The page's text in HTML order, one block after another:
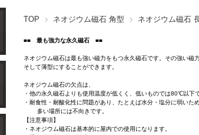
TOP ネオジウム磁石 角型 ネオジウム磁石
■■ 最も強力な永久磁石 ■■
ネオジウム磁石は最も強い磁力をもつ永久磁石です。その強い磁
そして薄型にすることができます。
ネオジウム磁石の欠点は、
・他の永久磁石よりも使用温度が低くく、低いものでは80℃以下
・耐食性・耐酸化性に問題があり、たとえば水分・塩分に弱いた
多い場所には不向きです。
【注意事項】
・ネオジウム磁石は基本的に屋内での使用になります。